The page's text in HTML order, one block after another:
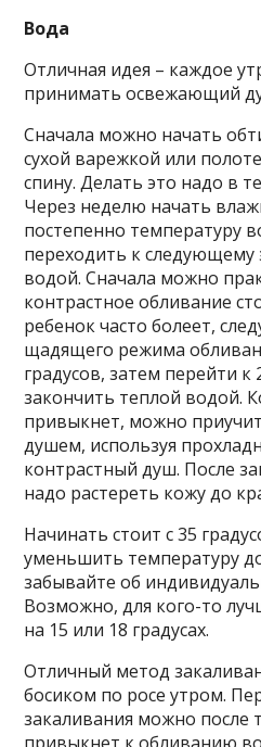
Вода
Отличная идея – каждое
принимать освежающий
Сначала можно начать
сухой варежкой или
спину. Делать это надо в
Через неделю начать
постепенно температуру
переходить к следующему
водой. Сначала можно
контрастное обливание
ребенок часто болеет,
щадящего режима
градусов, затем перейти к
закончить теплой водой.
привыкнет, можно
душем, используя
контрастный душ. После
надо растереть кожу до
Начинать стоит с 35
уменьшить температуру
забывайте об
Возможно, для кого-то
на 15 или 18 градусах.
Отличный метод
босиком по росе утром.
закаливания можно после